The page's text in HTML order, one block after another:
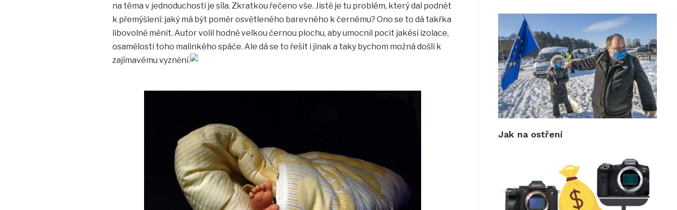
na téma v jednoduchosti je síla. Zkratkou řečeno vše. Jistě je tu problém, který dal podnět
k přemýšlení: jaký má být poměr osvětleného barevného k černému? Ono se to dá takřka
libovolně měnit. Autor volil hodně velkou černou plochu, aby umocnil pocit jakési izolace,
osamělosti toho malinkého spáče. Ale dá se to řešit i jinak a taky bychom možná došli k
zajímavému vyznění.
Jak na ostření